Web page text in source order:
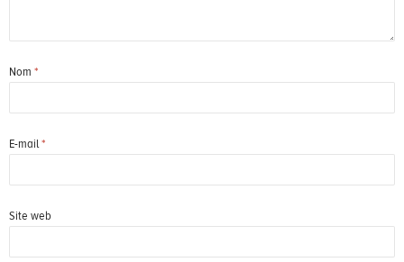
Nom *
E-mail*
Site web